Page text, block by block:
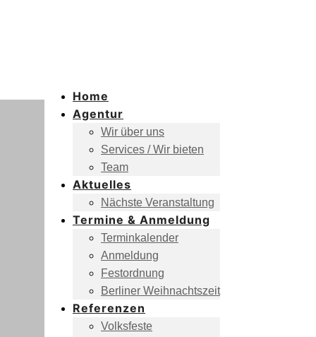
Home
Agentur
Wir über uns
Services / Wir bieten
Team
Aktuelles
Nächste Veranstaltung
Termine & Anmeldung
Terminkalender
Anmeldung
Festordnung
Berliner Weihnachtszeit
Referenzen
Volksfeste